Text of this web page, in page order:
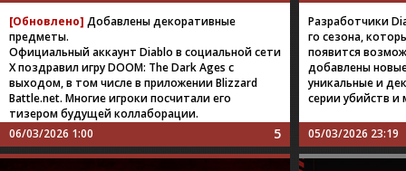
[Обновлено] Добавлены декоративные
предметы.
Официальный аккаунт Diablo в социальной сети
X поздравил игру DOOM: The Dark Ages с
выходом, в том числе в приложении Blizzard
Battle.net. Многие игроки посчитали его
тизером будущей коллаборации.
06/03/2026 1:00
5
Разработчики
го сезона,
появится
добавлены
уникальные и
серии убийств и
05/03/2026 23:19